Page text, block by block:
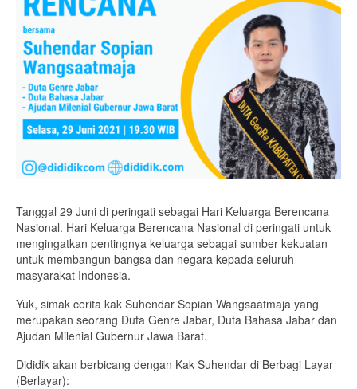
Tanggal 29 Juni di peringati sebagai Hari Keluarga Berencana
Nasional. Hari Keluarga Berencana Nasional di peringati untuk
mengingatkan pentingnya keluarga sebagai sumber kekuatan
untuk membangun bangsa dan negara kepada seluruh
masyarakat Indonesia.
Yuk, simak cerita kak Suhendar Sopian Wangsaatmaja yang
merupakan seorang Duta Genre Jabar, Duta Bahasa Jabar dan
Ajudan Milenial Gubernur Jawa Barat.
Dididik akan berbicang dengan Kak Suhendar di Berbagi Layar
(Berlayar):